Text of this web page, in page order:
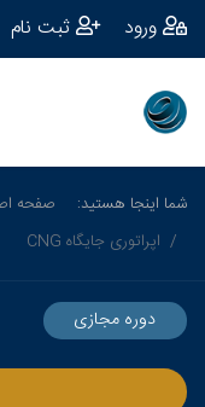
ورود ثبت نام
شما اینجا هستید: صفحه
اپراتوری جایگاه CNG
دوره مجازی